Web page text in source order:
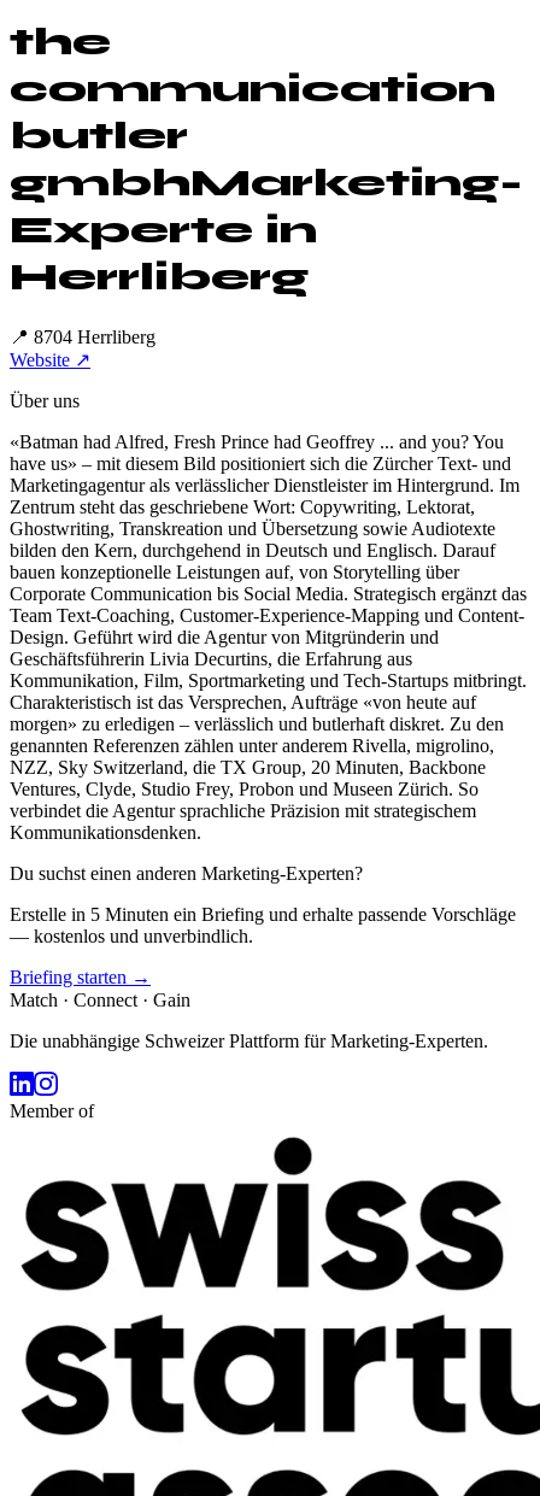
the
communication
butler
gmbhMarketing-
Experte in
Herrliberg
📍 8704 Herrliberg
Website ↗
Über uns
«Batman had Alfred, Fresh Prince had Geoffrey ... and you? You
have us» – mit diesem Bild positioniert sich die Zürcher Text- und
Marketingagentur als verlässlicher Dienstleister im Hintergrund. Im
Zentrum steht das geschriebene Wort: Copywriting, Lektorat,
Ghostwriting, Transkreation und Übersetzung sowie Audiotexte
bilden den Kern, durchgehend in Deutsch und Englisch. Darauf
bauen konzeptionelle Leistungen auf, von Storytelling über
Corporate Communication bis Social Media. Strategisch ergänzt das
Team Text-Coaching, Customer-Experience-Mapping und Content-
Design. Geführt wird die Agentur von Mitgründerin und
Geschäftsführerin Livia Decurtins, die Erfahrung aus
Kommunikation, Film, Sportmarketing und Tech-Startups mitbringt.
Charakteristisch ist das Versprechen, Aufträge «von heute auf
morgen» zu erledigen – verlässlich und butlerhaft diskret. Zu den
genannten Referenzen zählen unter anderem Rivella, migrolino,
NZZ, Sky Switzerland, die TX Group, 20 Minuten, Backbone
Ventures, Clyde, Studio Frey, Probon und Museen Zürich. So
verbindet die Agentur sprachliche Präzision mit strategischem
Kommunikationsdenken.
Du suchst einen anderen Marketing-Experten?
Erstelle in 5 Minuten ein Briefing und erhalte passende Vorschläge
— kostenlos und unverbindlich.
Briefing starten →
Match · Connect · Gain
Die unabhängige Schweizer Plattform für Marketing-Experten.
Member of